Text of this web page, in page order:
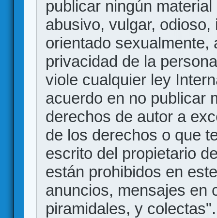
publicar ningún
abusivo, vulgar,
orientado sexualmente,
privacidad de la
viole cualquier ley
acuerdo en no publicar
derechos de autor a
de los derechos o que
escrito del propietario
están prohibidos en
anuncios, mensajes en
piramidales, y colectas".